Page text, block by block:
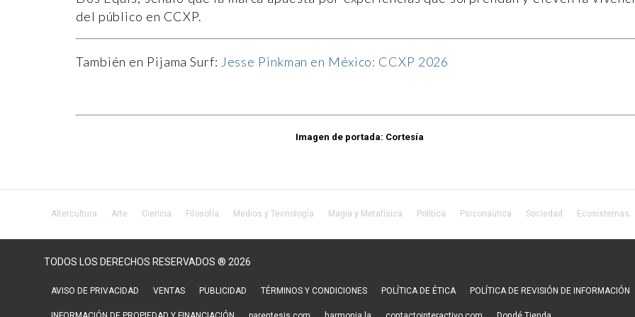
del público en CCXP.
También en Pijama Surf: Jesse Pinkman en México: CCXP 2026
Imagen de portada: Cortesía
Altercultura Arte Ciencia Filosofía Medios y Tecnología Magia y Metafísica Política Psiconáutica Sociedad Ecosistemas
TODOS LOS DERECHOS RESERVADOS ® 2026
AVISO DE PRIVACIDAD VENTAS PUBLICIDAD TÉRMINOS Y CONDICIONES POLÍTICA DE ÉTICA POLÍTICA DE REVISIÓN DE INFORMACIÓN